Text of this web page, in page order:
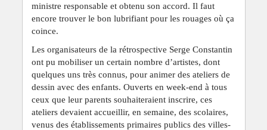
ministre responsable et obtenu son accord. Il faut
encore trouver le bon lubrifiant pour les rouages où ça
coince.
Les organisateurs de la rétrospective Serge Constantin
ont pu mobiliser un certain nombre d’artistes, dont
quelques uns très connus, pour animer des ateliers de
dessin avec des enfants. Ouverts en week-end à tous
ceux que leur parents souhaiteraient inscrire, ces
ateliers devaient accueillir, en semaine, des scolaires,
venus des établissements primaires publics des villes-